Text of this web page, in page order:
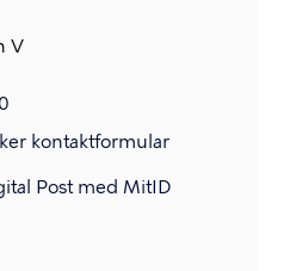
V
kontaktformular
Post med MitID